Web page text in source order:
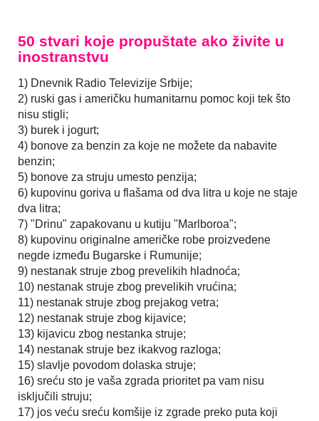
50 stvari koje propuštate ako živite u
inostranstvu
1) Dnevnik Radio Televizije Srbije;
2) ruski gas i američku humanitarnu pomoc koji tek što
nisu stigli;
3) burek i jogurt;
4) bonove za benzin za koje ne možete da nabavite
benzin;
5) bonove za struju umesto penzija;
6) kupovinu goriva u flašama od dva litra u koje ne staje
dva litra;
7) "Drinu" zapakovanu u kutiju "Marlboroa";
8) kupovinu originalne američke robe proizvedene
negde između Bugarske i Rumunije;
9) nestanak struje zbog prevelikih hladnoća;
10) nestanak struje zbog prevelikih vrućina;
11) nestanak struje zbog prejakog vetra;
12) nestanak struje zbog kijavice;
13) kijavicu zbog nestanka struje;
14) nestanak struje bez ikakvog razloga;
15) slavlje povodom dolaska struje;
16) sreću sto je vaša zgrada prioritet pa vam nisu
isključili struju;
17) jos veću sreću komšije iz zgrade preko puta koji